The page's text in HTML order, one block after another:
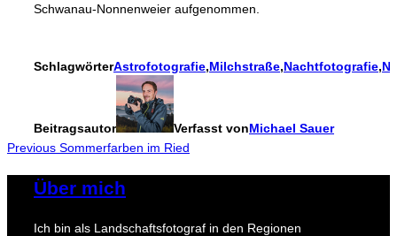
Schwanau-Nonnenweier aufgenommen.
SchlagwörterAstrofotografie,Milchstraße,Nachtfotografie,
Beitragsautor Verfasst vonMichael Sauer
Beitragsnavigation
Previous
Previous Sommerfarben im Ried
Über mich
Ich bin als Landschaftsfotograf in den Regionen